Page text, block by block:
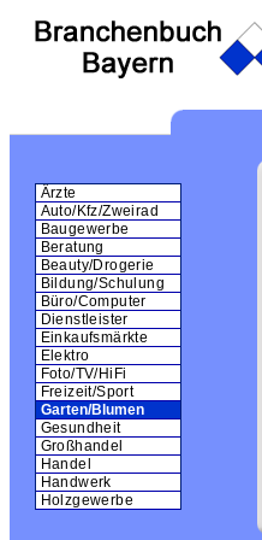
Ärzte
Auto/Kfz/Zweirad
Baugewerbe
Beratung
Beauty/Drogerie
Bildung/Schulung
Büro/Computer
Dienstleister
Einkaufsmärkte
Elektro
Foto/TV/HiFi
Freizeit/Sport
Garten/Blumen
Gesundheit
Großhandel
Handel
Handwerk
Holzgewerbe